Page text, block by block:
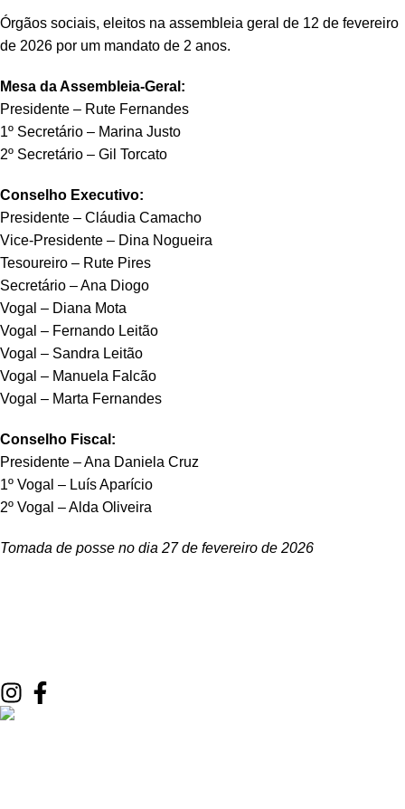
Órgãos sociais, eleitos na assembleia geral de 12 de fevereiro
de 2026 por um mandato de 2 anos.
Mesa da Assembleia-Geral:
Presidente – Rute Fernandes
1º Secretário – Marina Justo
2º Secretário – Gil Torcato
Conselho Executivo:
Presidente – Cláudia Camacho
Vice-Presidente – Dina Nogueira
Tesoureiro – Rute Pires
Secretário – Ana Diogo
Vogal – Diana Mota
Vogal – Fernando Leitão
Vogal – Sandra Leitão
Vogal – Manuela Falcão
Vogal – Marta Fernandes
Conselho Fiscal:
Presidente – Ana Daniela Cruz
1º Vogal – Luís Aparício
2º Vogal – Alda Oliveira
Tomada de posse no dia 27 de fevereiro de 2026